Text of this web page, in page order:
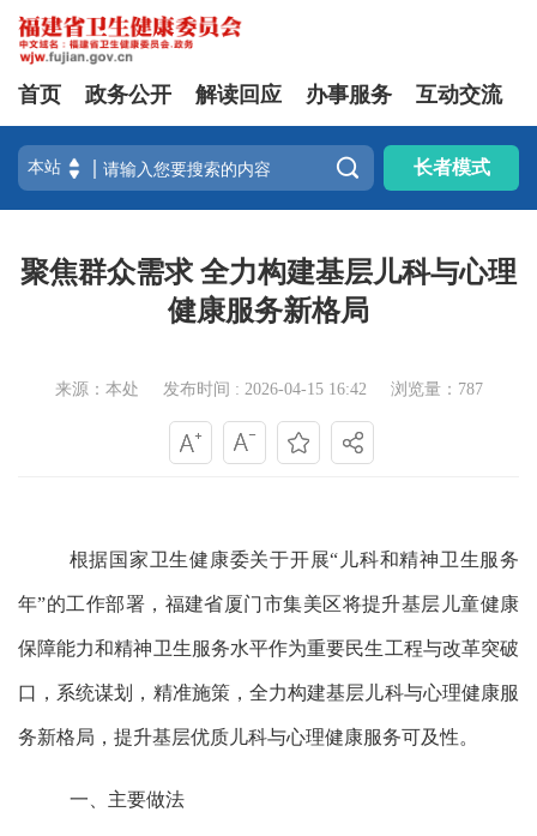
首页 政务公开 解读回应 办事服务 互动交流
 长者模式
聚焦群众需求 全力构建基层儿科与心理
健康服务新格局
来源：本处 发布时间 : 2026-04-15 16:42 浏览量：787
根据国家卫生健康委关于开展“儿科和精神卫生服务
年”的工作部署， 福建省厦门市集美区将提升基层儿童健康
保障能力和精神卫生服务水平作为重要民生工程与改革突破
口，系统谋划，精准施策， 全力构建基层儿科与心理健康服
务新格局， 提升基层优质儿科与心理健康服务可及性。
一 、主要做法